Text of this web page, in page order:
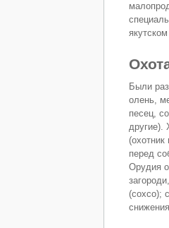
Были
олень,
песец,
другие).
(охотник
перед
Орудия
(сохсо);